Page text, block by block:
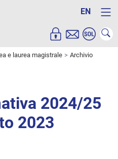
EN
e laurea magistrale
Archivio
2024/25
2023